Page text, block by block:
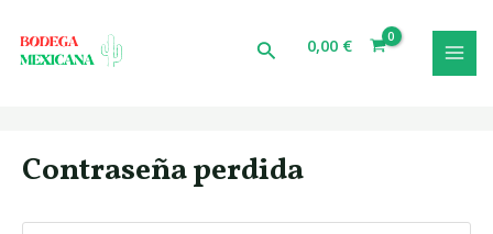
contenido
Buscar0,00 €
Contraseña perdida